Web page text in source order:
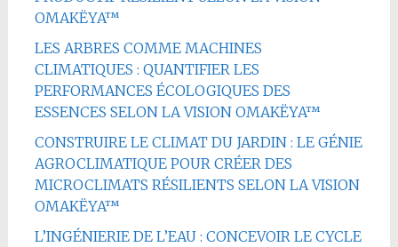
OMAKËYA™
LES ARBRES COMME MACHINES
CLIMATIQUES : QUANTIFIER LES
PERFORMANCES ÉCOLOGIQUES DES
ESSENCES SELON LA VISION OMAKËYA™
CONSTRUIRE LE CLIMAT DU JARDIN : LE GÉNIE
AGROCLIMATIQUE POUR CRÉER DES
MICROCLIMATS RÉSILIENTS SELON LA VISION
OMAKËYA™
L’INGÉNIERIE DE L’EAU : CONCEVOIR LE CYCLE